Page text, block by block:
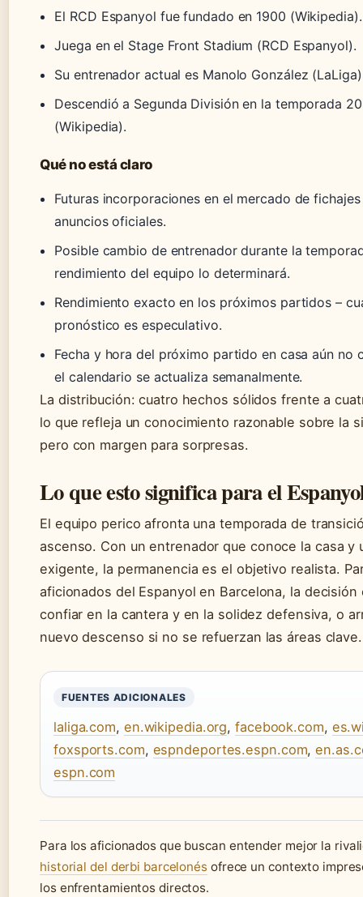
El RCD Espanyol fue fundado en 1900 (Wikipedia).
Juega en el Stage Front Stadium (RCD Espanyol).
Su entrenador actual es Manolo González
Descendió a Segunda División en la temporada
(Wikipedia).
Qué no está claro
Futuras incorporaciones en el mercado de
anuncios oficiales.
Posible cambio de entrenador durante la
rendimiento del equipo lo determinará.
Rendimiento exacto en los próximos partidos –
pronóstico es especulativo.
Fecha y hora del próximo partido en casa aún no
el calendario se actualiza semanalmente.
La distribución: cuatro hechos sólidos frente a
lo que refleja un conocimiento razonable sobre la
pero con margen para sorpresas.
Lo que esto significa para el
El equipo perico afronta una temporada de
ascenso. Con un entrenador que conoce la casa y
exigente, la permanencia es el objetivo realista.
aficionados del Espanyol en Barcelona, la decisión
confiar en la cantera y en la solidez defensiva, o
nuevo descenso si no se refuerzan las áreas clave.
FUENTES ADICIONALES
laliga.com, en.wikipedia.org,facebook.com,
foxsports.com, espndeportes.espn.com,
espn.com
Para los aficionados que buscan entender mejor la
historial del derbi barcelonés ofrece un contexto
los enfrentamientos directos.